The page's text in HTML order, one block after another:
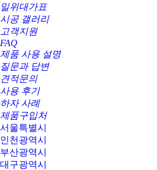
일위대가표
시공 갤러리
고객지원
FAQ
제품 사용 설명
질문과 답변
견적문의
사용 후기
하자 사례
제품구입처
서울특별시
인천광역시
부산광역시
대구광역시